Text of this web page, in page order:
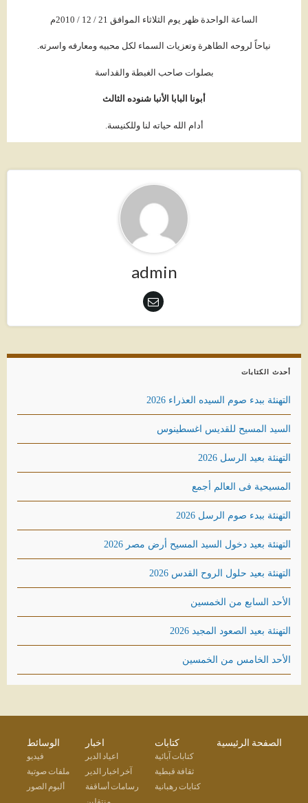
الساعة الواحدة ظهر يوم الثلاثاء الموافق 21 / 12 / 2010م
نياحاً لروحه الطاهرة وتعزيات السماء لكل محبيه ومعارفه واسرته.
بصلوات صاحب الغبطة والقداسة
أبونا البابا الأنبا شنوده الثالث
أدام الله حياته لنا وللكنيسة.
admin
أحدث الكتابات
التهنئة ببدء صوم السيده العذراء 2026
السيد المسيح للقديس اغسطينوس
التهنئة بعيد الرسل 2026
المسيحية فى العالم أجمع
التهنئة ببدء صوم الرسل 2026
التهنئة بعيد دخول السيد المسيح أرض مصر 2026
التهنئة بعيد حلول الروح القدس 2026
الأحد السابع من الخمسين
التهنئة بعيد الصعود المجيد 2026
الأحد الخامس من الخمسين
الصفحة الرئيسية كتابات
كتابات آبائية
ثقافة قبطية
كتابات رهبانية
اخبار
اعياد الدير
آخر اخبار الدير
رسامات أساقفة
الوسائط
فيديو
ملفات صوتية
ألبوم الصور